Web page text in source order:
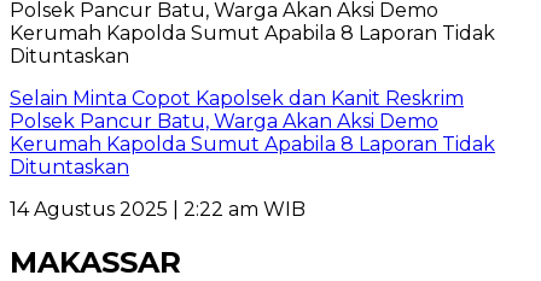
Selain Minta Copot Kapolsek dan Kanit Reskrim
Polsek Pancur Batu, Warga Akan Aksi Demo
Kerumah Kapolda Sumut Apabila 8 Laporan Tidak
Dituntaskan
14 Agustus 2025 | 2:22 am WIB
MAKASSAR